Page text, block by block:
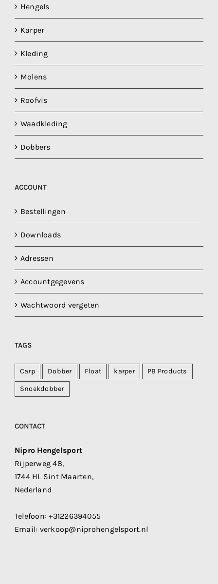
Hengels
Karper
Kleding
Molens
Roofvis
Waadkleding
Dobbers
ACCOUNT
Bestellingen
Downloads
Adressen
Accountgegevens
Wachtwoord vergeten
TAGS
Carp Dobber Float karper PB Products
Snoekdobber
CONTACT
Nipro Hengelsport
Rijperweg 48,
1744 HL Sint Maarten,
Nederland
Telefoon:+31226394055
Email: verkoop@niprohengelsport.nl